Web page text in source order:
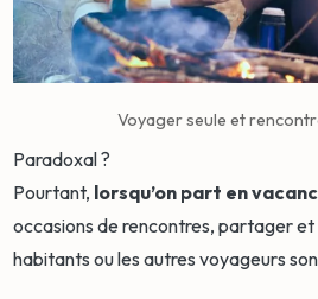
Voyager seule et
Paradoxal ?
Pourtant, lorsqu’on part en
occasions de rencontres, partager
habitants ou les autres voyageurs